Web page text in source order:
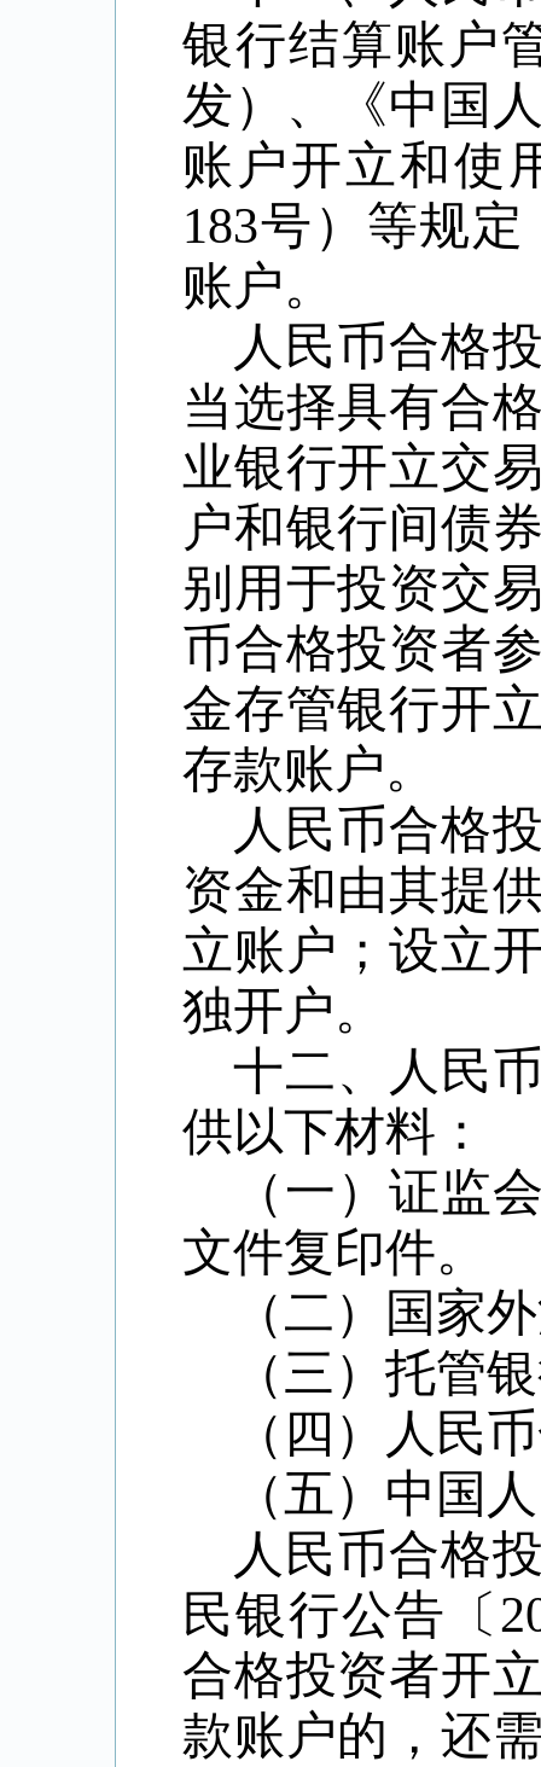
银行结算账户
发）、《中国
账户开立和使
183号）等规
账户。
人民币合格
当选择具有合
业银行开立交
户和银行间债
别用于投资交
币合格投资者
金存管银行开
存款账户。
人民币合格
资金和由其提
立账户；设立
独开户。
十二、人民
供以下材料：
（一）证监
文件复印件。
（二）国家
（三）托管
（四）人民
（五）中国
人民币合格
民银行公告〔
合格投资者开
款账户的，还